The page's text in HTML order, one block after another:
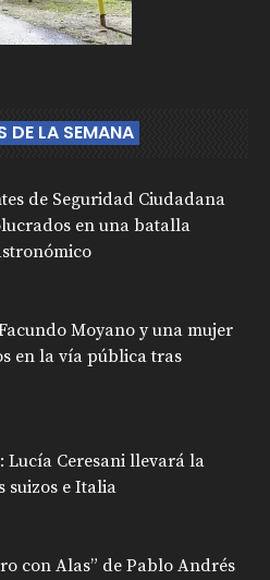
DE LA SEMANA
de Seguridad Ciudadana
en una batalla
Moyano y una mujer
en la vía pública tras
Lucía Ceresani llevará la
suizos e Italia
con Alas” de Pablo Andrés